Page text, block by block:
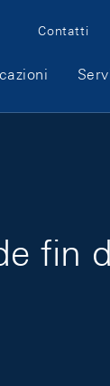
Meta
Contatti
fin